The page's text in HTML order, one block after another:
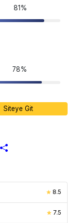
81%
78%
Siteye Git
8.5
7.5